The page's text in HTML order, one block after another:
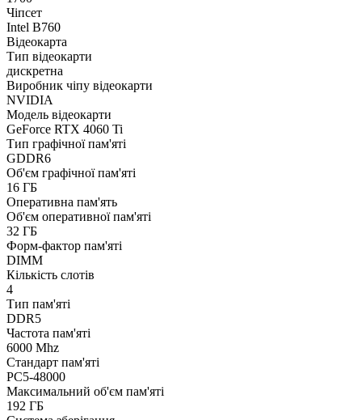
Чіпсет
Intel B760
Відеокарта
Тип відеокарти
дискретна
Виробник чіпу відеокарти
NVIDIA
Модель відеокарти
GeForce RTX 4060 Ti
Тип графічної пам'яті
GDDR6
Об'єм графічної пам'яті
16 ГБ
Оперативна пам'ять
Об'єм оперативної пам'яті
32 ГБ
Форм-фактор пам'яті
DIMM
Кількість слотів
4
Тип пам'яті
DDR5
Частота пам'яті
6000 Mhz
Стандарт пам'яті
PC5-48000
Максимальний об'єм пам'яті
192 ГБ